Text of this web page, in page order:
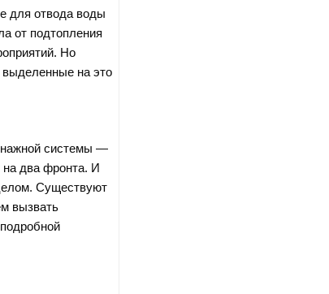
для отвода воды
от подтопления
Но
выделенные на это
системы —
на два фронта. И
Существуют
вызвать